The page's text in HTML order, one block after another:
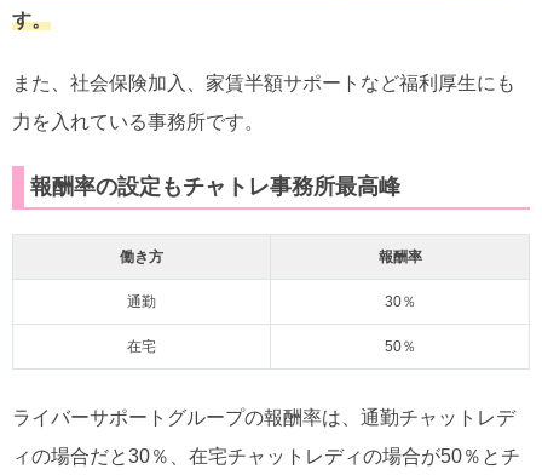
す。
また、社会保険加入、家賃半額サポートなど福利厚生にも
力を入れている事務所です。
報酬率の設定もチャトレ事務所最高峰
働き方 報酬率
通勤 30％
在宅 50％
ライバーサポートグループの報酬率は、通勤チャットレデ
ィの場合だと30％、在宅チャットレディの場合が50％とチ